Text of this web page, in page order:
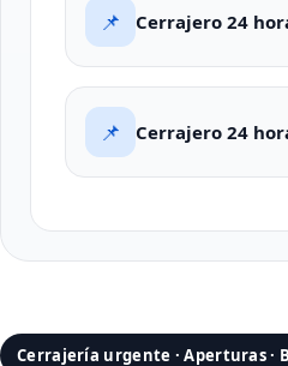
📌 Cerrajero 24
📌 Cerrajero 24
Cerrajería urgente · Aperturas ·